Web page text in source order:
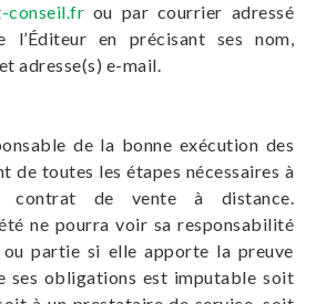
conseil.fr ou par courrier adressé
l’Éditeur en précisant ses nom,
adresse(s) e-mail.
de la bonne exécution des
de toutes les étapes nécessaires à
contrat de vente à distance.
ne pourra voir sa responsabilité
partie si elle apporte la preuve
ses obligations est imputable soit